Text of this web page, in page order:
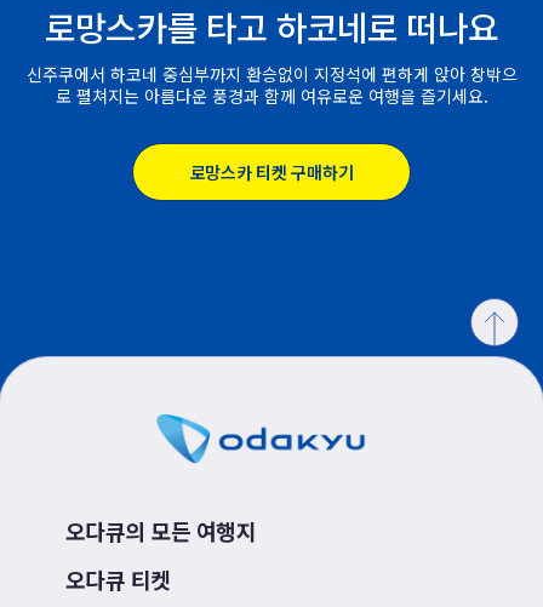
로망스카를 타고 하코네로 떠나요
신주쿠에서 하코네 중심부까지 환승없이 지정석에 편하게 앉아 창밖으
로 펼쳐지는 아름다운 풍경과 함께 여유로운 여행을 즐기세요.
로망스카 티켓 구매하기
오다큐의 모든 여행지
오다큐 티켓